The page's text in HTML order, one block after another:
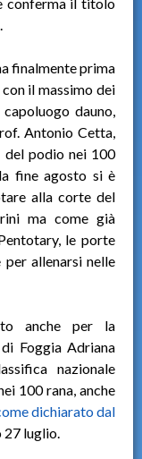
finalmente prima
il massimo dei
dauno,
Antonio Cetta,
podio nei 100
fine agosto si è
alla corte del
ma come già
le porte
allenarsi nelle
anche per la
Foggia Adriana
nazionale
100 rana, anche
dichiarato dal
27 luglio.